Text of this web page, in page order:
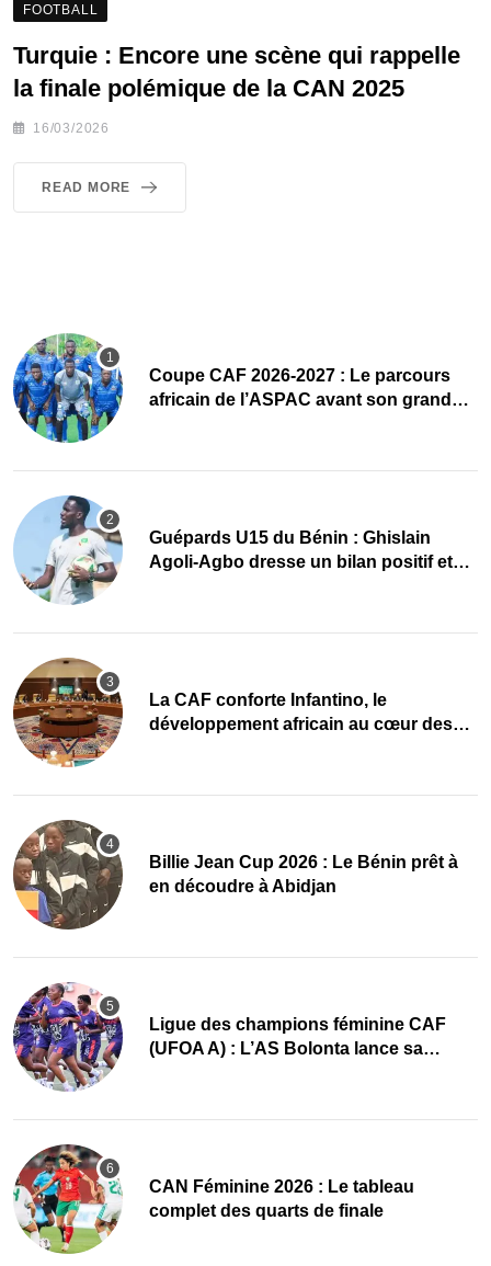
FOOTBALL
Turquie : Encore une scène qui rappelle
la finale polémique de la CAN 2025
16/03/2026
READ MORE
Coupe CAF 2026-2027 : Le parcours
africain de l’ASPAC avant son grand
Guépards U15 du Bénin : Ghislain
Agoli-Agbo dresse un bilan positif et
La CAF conforte Infantino, le
développement africain au cœur des
Billie Jean Cup 2026 : Le Bénin prêt à
en découdre à Abidjan
Ligue des champions féminine CAF
(UFOA A) : L’AS Bolonta lance sa
CAN Féminine 2026 : Le tableau
complet des quarts de finale